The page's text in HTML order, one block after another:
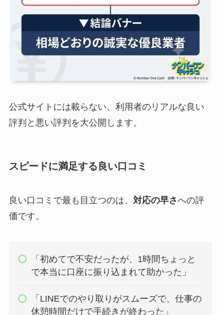
公式サイトには載らない、利用者のリアルな良い
評判と悪い評判を大公開します。
スピードに満足する良い口コミ
良い口コミで最も目立つのは、 対応の早さへの評
価です。
「初めてで不安だったが、1時間ちょっと
で本当に口座に振り込まれて助かった」
「LINEでのやり取りがスムーズで、仕事の
休憩時間だけで手続きが終わった」